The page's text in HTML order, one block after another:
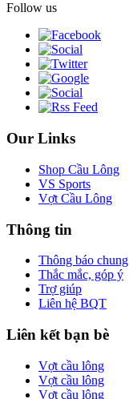
Follow us
Our Links
Shop Cầu Lông
VS Sports
Vợt Cầu Lông
Thông tin
Thông báo chung
Thắc mắc, góp ý
Trợ giúp
Liên hệ BQT
Liên kết bạn bè
Vợt cầu lông
Vợt cầu lông
Vợt cầu lông